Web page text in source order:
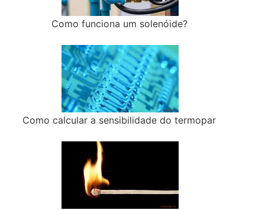
Como funciona um solenóide?
Como calcular a sensibilidade do termopar